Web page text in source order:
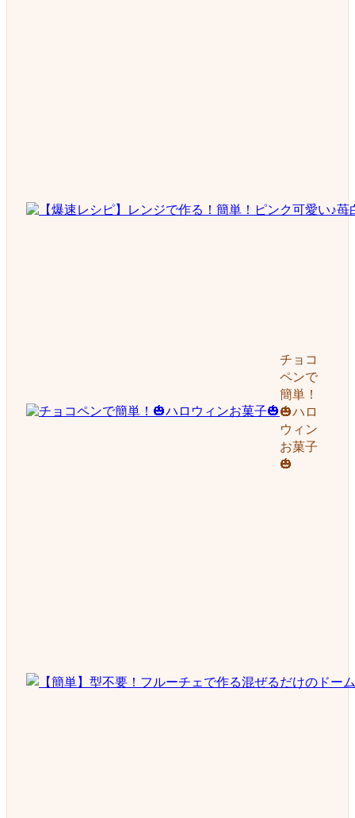
チョコ
ペンで
簡単！
🎃ハロ
ウィン
お菓子
🎃